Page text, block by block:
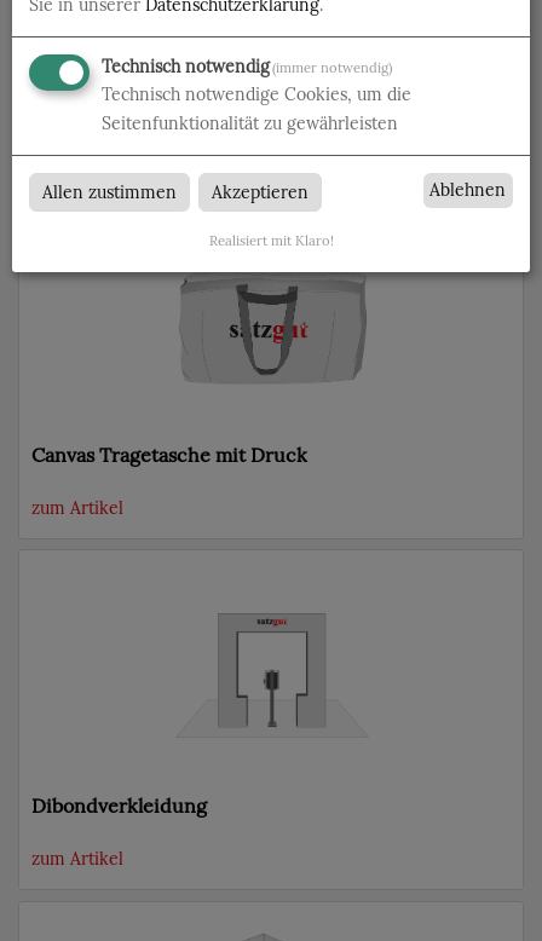
BOOM - THE ACOUSTIC PICTURE
zum Artikel
Canvas Tragetasche mit Druck
zum Artikel
Dibondverkleidung
zum Artikel
Technisch notwendig(immer notwendig)
Technisch notwendige Cookies, um die
Seitenfunktionalität zu gewährleisten
Allen zustimmen Akzeptieren Ablehnen
Realisiert mit Klaro!